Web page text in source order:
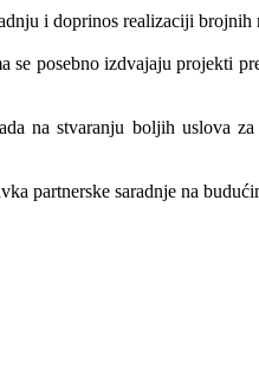
i doprinos realizaciji brojnih
posebno izdvajaju projekti
na stvaranju boljih uslova
partnerske saradnje na